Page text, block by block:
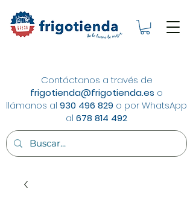
Contáctanos a través de
frigotienda@frigotienda.es o
llámanos al 930 496 829 o por WhatsApp
al 678 814 492